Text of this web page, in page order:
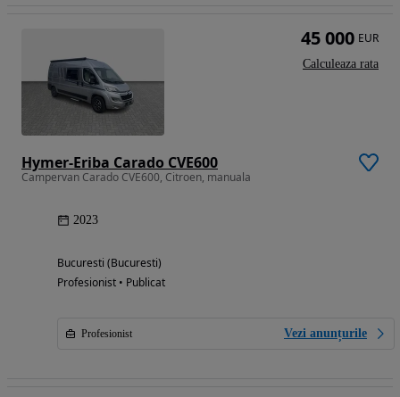
Hymer-Eriba Carado CVE600
Campervan Carado CVE600, Citroen, manuala
2023
Bucuresti (Bucuresti)
Profesionist • Publicat
Profesionist Vezi anunțurile
45 000 EUR
Calculeaza rata